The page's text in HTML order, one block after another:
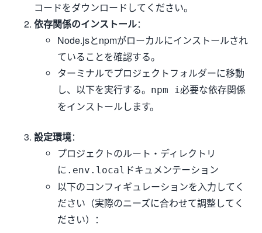
コードをダウンロードしてください。
依存関係のインストール：
Node.jsとnpmがローカルにインストールされ
ていることを確認する。
ターミナルでプロジェクトフォルダーに移動
し、以下を実行する。 npm i必要な依存関係
をインストールします。
設定環境：
プロジェクトのルート・ディレクトリ
に .env.local ドキュメンテーション
以下のコンフィギュレーションを入力してく
ださい（実際のニーズに合わせて調整してく
ださい）：